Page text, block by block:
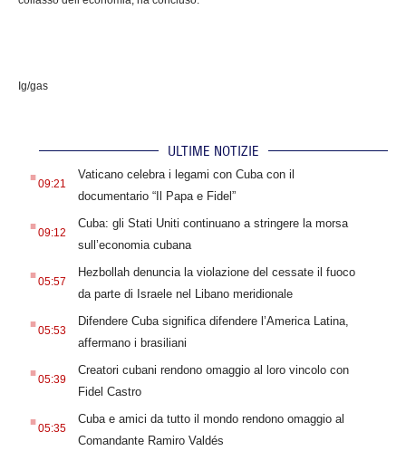
Ig/gas
ULTIME NOTIZIE
.09:21
Vaticano celebra i legami con Cuba con il
documentario “Il Papa e Fidel”
.09:12
Cuba: gli Stati Uniti continuano a stringere la morsa
sull’economia cubana
.05:57
Hezbollah denuncia la violazione del cessate il fuoco
da parte di Israele nel Libano meridionale
.05:53
Difendere Cuba significa difendere l’America Latina,
affermano i brasiliani
.05:39
Creatori cubani rendono omaggio al loro vincolo con
Fidel Castro
.05:35
Cuba e amici da tutto il mondo rendono omaggio al
Comandante Ramiro Valdés